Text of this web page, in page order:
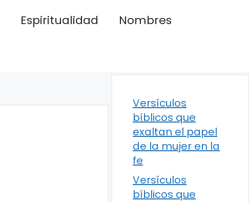
Espiritualidad
Nombres
Versículos
bíblicos que
exaltan el papel
de la mujer en la
fe
Versículos
bíblicos que